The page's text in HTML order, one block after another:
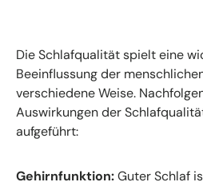
Die Schlafqualität spielt eine
Beeinflussung der
verschiedene Weise.
Auswirkungen der
aufgeführt:
Gehirnfunktion:Guter Schlaf